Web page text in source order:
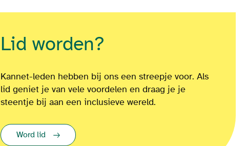
Lid worden?
Kannet-leden hebben bij ons een streepje voor. Als
lid geniet je van vele voordelen en draag je je
steentje bij aan een inclusieve wereld.
Word lid